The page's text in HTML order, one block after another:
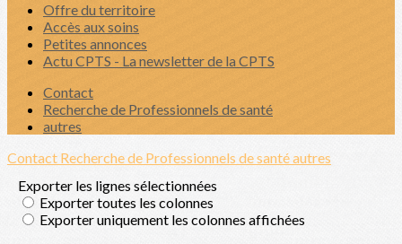
Offre du territoire
Accès aux soins
Petites annonces
Actu CPTS - La newsletter de la CPTS
Contact
Recherche de Professionnels de santé
autres
Contact Recherche de Professionnels de santéautres